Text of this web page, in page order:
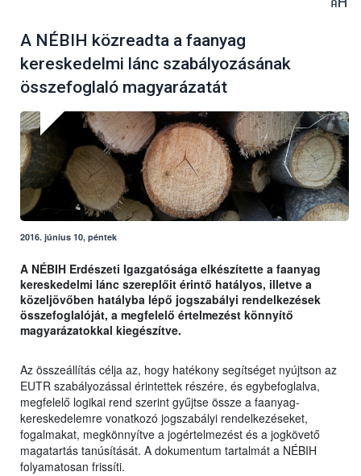
A NÉBIH közreadta a faanyag
kereskedelmi lánc szabályozásának
összefoglaló magyarázatát
2016. június 10, péntek
A NÉBIH Erdészeti Igazgatósága elkészítette a faanyag
kereskedelmi lánc szereplőit érintő hatályos, illetve a
közeljövőben hatályba lépő jogszabályi rendelkezések
összefoglalóját, a megfelelő értelmezést könnyítő
magyarázatokkal kiegészítve.
Az összeállítás célja az, hogy hatékony segítséget nyújtson az
EUTR szabályozással érintettek részére, és egybefoglalva,
megfelelő logikai rend szerint gyűjtse össze a faanyag-
kereskedelemre vonatkozó jogszabályi rendelkezéseket,
fogalmakat, megkönnyítve a jogértelmezést és a jogkövető
magatartás tanúsítását. A dokumentum tartalmát a NÉBIH
folyamatosan frissíti.